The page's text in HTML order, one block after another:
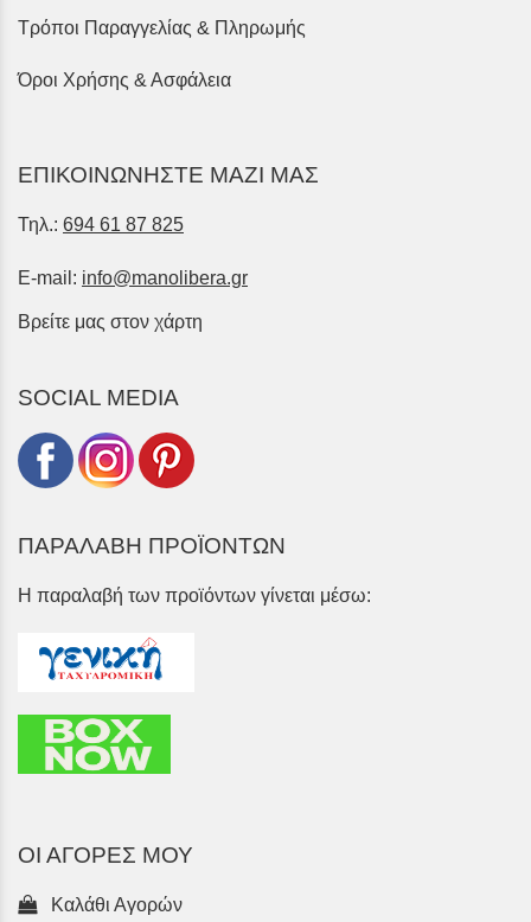
Τρόποι Παραγγελίας & Πληρωμής
Όροι Χρήσης & Ασφάλεια
ΕΠΙΚΟΙΝΩΝΗΣΤΕ ΜΑΖΙ ΜΑΣ
Τηλ.: 694 61 87 825
E-mail: info@manolibera.gr
Βρείτε μας στον χάρτη
SOCIAL MEDIA
ΠΑΡΑΛΑΒΗ ΠΡΟΪΟΝΤΩΝ
Η παραλαβή των προϊόντων γίνεται μέσω:
ΟΙ ΑΓΟΡΕΣ ΜΟΥ
Καλάθι Αγορών